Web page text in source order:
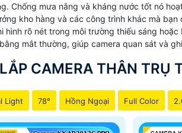
Chống mưa nắng và kháng nước tốt nó
kho hàng và các công trình khác mà bạn
rõ nét trong môi trường thiếu sáng
mắt thường, giúp camera quan sát và
LẮP CAMERA THÂN TRỤ
Light 78° Hồng Ngoại Full Color